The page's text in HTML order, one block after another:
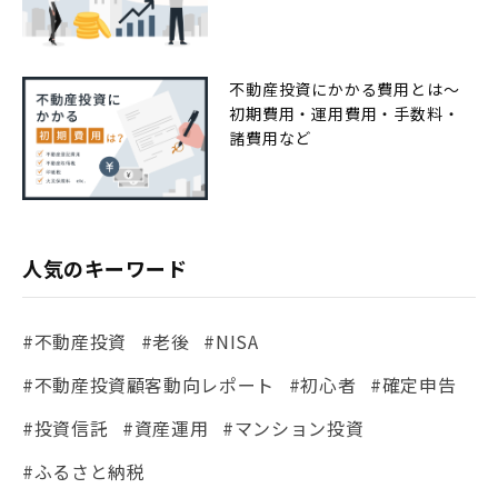
不動産投資にかかる費用とは〜
初期費用・運用費用・手数料・
諸費用など
人気のキーワード
#不動産投資 #老後 #NISA
#不動産投資顧客動向レポート
#初心者
#確定申告
#投資信託
#資産運用
#マンション投資
#ふるさと納税